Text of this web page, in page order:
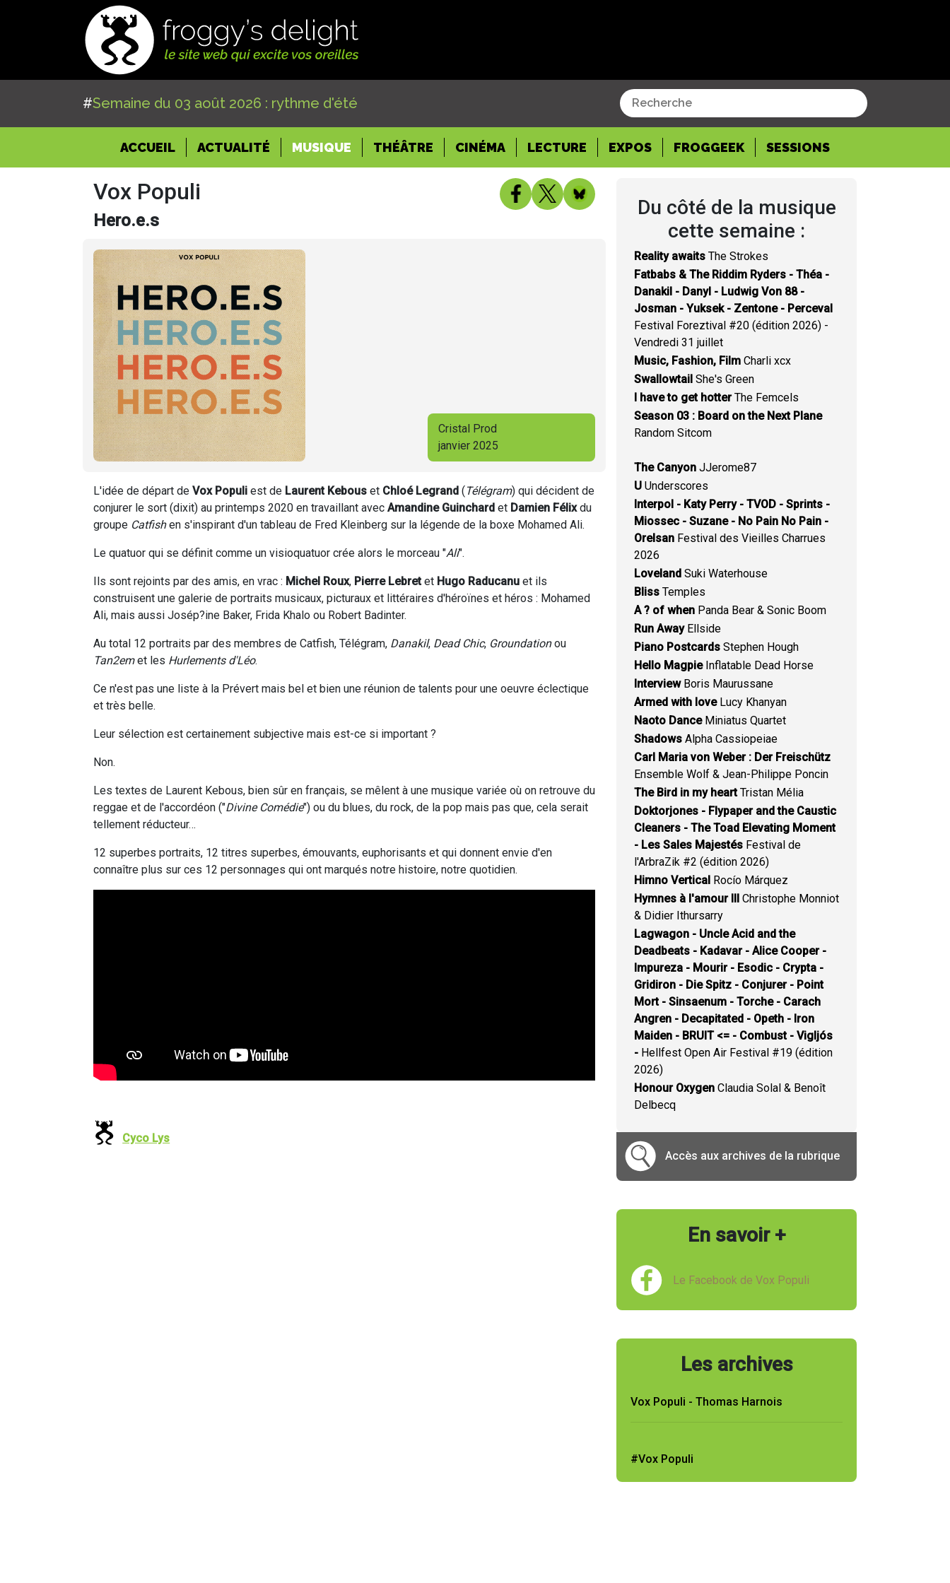
#Semaine du 03 août 2026 : rythme d'été
ACCUEIL(CURRENT)
ACTUALITÉ MUSIQUE THÉÂTRE CINÉMA LECTURE EXPOS FROGGEEK SESSIONS
Vox Populi
Hero.e.s
Cristal Prod
janvier 2025
L'idée de départ de Vox Populi est de Laurent Kebous et Chloé Legrand (Télégram) qui décident de
conjurer le sort (dixit) au printemps 2020 en travaillant avec Amandine Guinchard et Damien Félixdu
groupe Catfishen s'inspirant d'un tableau de Fred Kleinberg sur la légende de la boxe Mohamed Ali.
Le quatuor qui se définit comme un visioquatuor crée alors le morceau "Ali".
Ils sont rejoints par des amis, en vrac : Michel Roux, Pierre Lebretet Hugo Raducanu et ils
construisent une galerie de portraits musicaux, picturaux et littéraires d'héroïnes et héros : Mohamed
Ali, mais aussi Josép?ine Baker, Frida Khalo ou Robert Badinter.
Au total 12 portraits par des membres de Catfish, Télégram, Danakil, Dead Chic, Groundationou
Tan2emet les Hurlements d'Léo.
Ce n'est pas une liste à la Prévert mais bel et bien une réunion de talents pour une oeuvre éclectique
et très belle.
Leur sélection est certainement subjective mais est-ce si important ?
Non.
Les textes de Laurent Kebous, bien sûr en français, se mêlent à une musique variée où on retrouve du
reggae et de l'accordéon ("Divine Comédie") ou du blues, du rock, de la pop mais pas que, cela serait
tellement réducteur…
12 superbes portraits, 12 titres superbes, émouvants, euphorisants et qui donnent envie d'en
connaître plus sur ces 12 personnages qui ont marqués notre histoire, notre quotidien.
Cyco Lys
Du côté de la musique
cette semaine :
Reality awaits The Strokes
Fatbabs & The Riddim Ryders - Théa -
Danakil - Danyl - Ludwig Von 88 -
Josman - Yuksek - Zentone - Perceval
Festival Foreztival #20 (édition 2026) -
Vendredi 31 juillet
Music, Fashion, Film Charli xcx
Swallowtail She's Green
I have to get hotterThe Femcels
Season 03 : Board on the Next Plane
Random Sitcom
The Canyon JJerome87
U Underscores
Interpol - Katy Perry - TVOD - Sprints -
Miossec - Suzane - No Pain No Pain -
Orelsan Festival des Vieilles Charrues
2026
Loveland Suki Waterhouse
Bliss Temples
A ? of when Panda Bear & Sonic Boom
Run AwayEllside
Piano Postcards Stephen Hough
Hello MagpieInflatable Dead Horse
InterviewBoris Maurussane
Armed with loveLucy Khanyan
Naoto DanceMiniatus Quartet
Shadows Alpha Cassiopeiae
Carl Maria von Weber : Der Freischütz
Ensemble Wolf & Jean-Philippe Poncin
The Bird in my heartTristan Mélia
Doktorjones - Flypaper and the Caustic
Cleaners - The Toad Elevating Moment
- Les Sales Majestés Festival de
l'ArbraZik #2 (édition 2026)
Himno Vertical Rocío Márquez
Hymnes à l'amour III Christophe Monniot
& Didier Ithursarry
Lagwagon - Uncle Acid and the
Deadbeats - Kadavar - Alice Cooper -
Impureza - Mourir - Esodic - Crypta -
Gridiron - Die Spitz - Conjurer - Point
Mort - Sinsaenum - Torche - Carach
Angren - Decapitated - Opeth - Iron
Maiden - BRUIT <= - Combust - Vigljós
- Hellfest Open Air Festival #19 (édition
2026)
Honour Oxygen Claudia Solal & Benoît
Delbecq
Accès aux archives de la rubrique
En savoir +
Le Facebook de Vox Populi
Les archives
Vox Populi - Thomas Harnois
#Vox Populi